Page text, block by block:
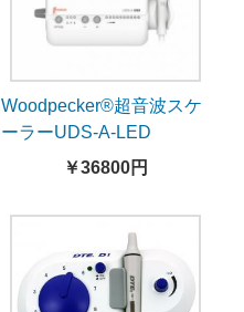
Woodpecker®超音波スケ
ーラーUDS-A-LED
￥36800円